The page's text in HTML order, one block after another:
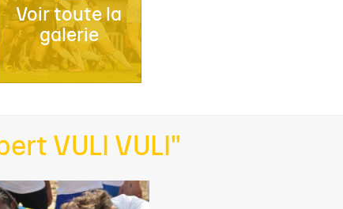
Voir toute la
galerie
VULI VULI"